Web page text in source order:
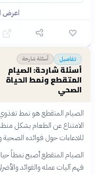
اعرض
تفاصيل أسئلة شارحة
أسئلة شارحة: الصيام
المتقطع ونمط الحياة
الصحي
الصيام المتقطع هو نمط
الامتناع عن الطعام بشكل
للادعاءات حول فوائده الصحية
الصيام المتقطع أصبح نمطاً
فهم آليات عمله والفوائد